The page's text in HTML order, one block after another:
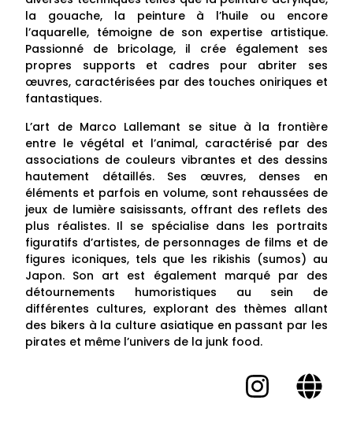
la gouache, la peinture à l’huile ou encore
l’aquarelle, témoigne de son expertise artistique.
Passionné de bricolage, il crée également ses
propres supports et cadres pour abriter ses
œuvres, caractérisées par des touches oniriques et
fantastiques.
L’art de Marco Lallemant se situe à la frontière
entre le végétal et l’animal, caractérisé par des
associations de couleurs vibrantes et des dessins
hautement détaillés. Ses œuvres, denses en
éléments et parfois en volume, sont rehaussées de
jeux de lumière saisissants, offrant des reflets des
plus réalistes. Il se spécialise dans les portraits
figuratifs d’artistes, de personnages de films et de
figures iconiques, tels que les rikishis (sumos) au
Japon. Son art est également marqué par des
détournements humoristiques au sein de
différentes cultures, explorant des thèmes allant
des bikers à la culture asiatique en passant par les
pirates et même l’univers de la junk food.